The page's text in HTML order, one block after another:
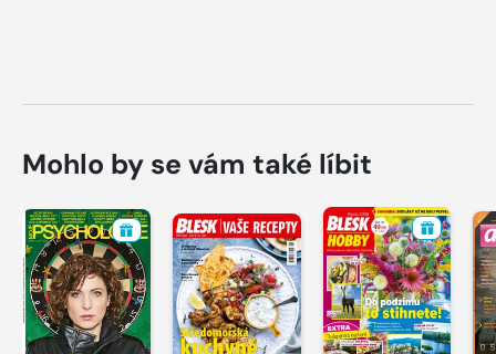
Mohlo by se vám také líbit